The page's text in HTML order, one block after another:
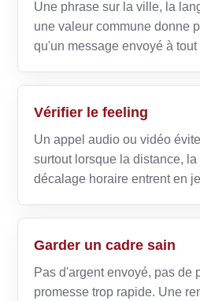
Une phrase sur la ville, la
une valeur commune donne
qu'un message envoyé à tout
Vérifier le feeling
Un appel audio ou vidéo
surtout lorsque la distance,
décalage horaire entrent en
Garder un cadre sain
Pas d'argent envoyé, pas de
promesse trop rapide. Une